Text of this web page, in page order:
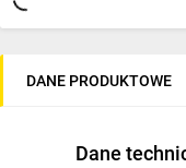
DANE PRODUKTOWE
Dane